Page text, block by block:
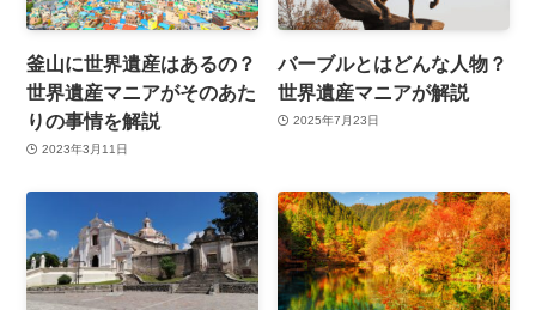
釜山に世界遺産はあるの？
世界遺産マニアがそのあた
りの事情を解説
2023年3月11日
バーブルとはどんな人物？
世界遺産マニアが解説
2025年7月23日